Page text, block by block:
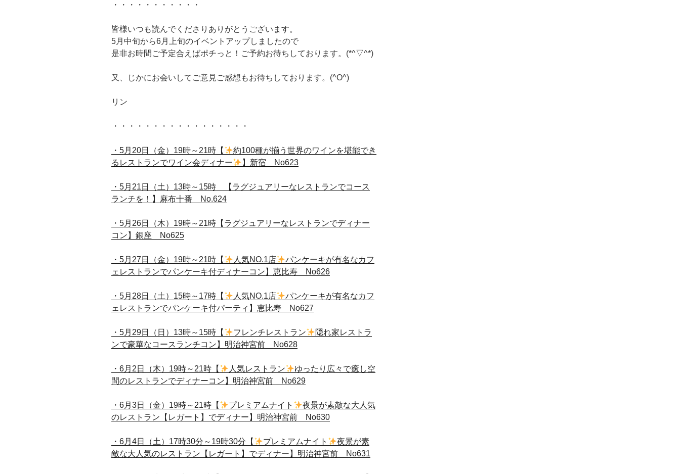
・・・・・・・・・・・
皆様いつも読んでくださりありがとうございます。
5月中旬から6月上旬のイベントアップしましたので
是非お時間ご予定合えばポチっと！ご予約お待ちしております。(*^▽^*)
又、じかにお会いしてご意見ご感想もお待ちしております。(^O^)
リン
・・・・・・・・・・・・・・・・・
・5月20日（金）19時～21時【
約100種が揃う世界のワインを堪能でき
るレストランでワイン会ディナー
】新宿 No623
・5月21日（土）13時～15時 【ラグジュアリーなレストランでコース
ランチを！】麻布十番 No.624
・5月26日（木）19時～21時【ラグジュアリーなレストランでディナー
コン】銀座 No625
・5月27日（金）19時～21時【 人気NO.1店
パンケーキが有名なカフ
ェレストランでパンケーキ付ディナーコン】恵比寿 No626
・5月28日（土）15時～17時【 人気NO.1店
パンケーキが有名なカフ
ェレストランでパンケーキ付パーティ】恵比寿 No627
・5月29日（日）13時～15時【 フレンチレストラン
隠れ家レストラ
ンで豪華なコースランチコン】明治神宮前 No628
・6月2日（木）19時～21時【 人気レストラン
ゆったり広々で癒し空
間のレストランでディナーコン】明治神宮前 No629
・6月3日（金）19時～21時【 プレミアムナイト
夜景が素敵な大人気
のレストラン【レガート】でディナー】明治神宮前 No630
・6月4日（土）17時30分～19時30分【 プレミアムナイト
夜景が素
敵な大人気のレストラン【レガート】でディナー】明治神宮前 No631